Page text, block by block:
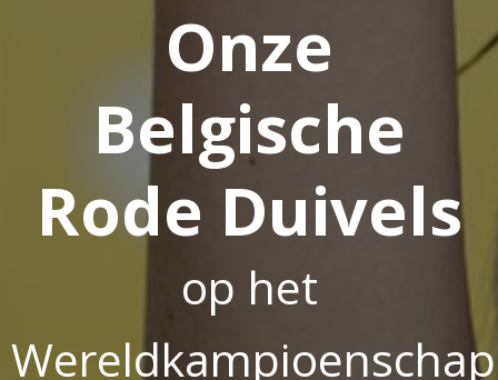
Onze
Belgische
Rode Duivels
op het
Wereldkampioenschap